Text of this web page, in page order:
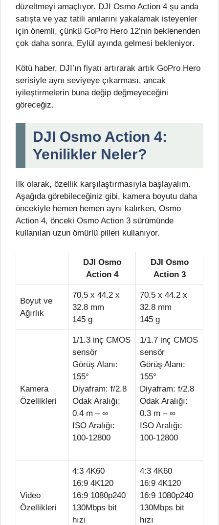
düzeltmeyi amaçlıyor. DJI Osmo Action 4 şu anda
satışta ve yaz tatili anılarını yakalamak isteyenler
için önemli, çünkü GoPro Hero 12’nin beklenenden
çok daha sonra, Eylül ayında gelmesi bekleniyor.
Kötü haber, DJI’ın fiyatı artırarak artık GoPro Hero
serisiyle aynı seviyeye çıkarması, ancak
iyileştirmelerin buna değip değmeyeceğini
göreceğiz.
DJI Osmo Action 4:
Yenilikler Neler?
İlk olarak, özellik karşılaştırmasıyla başlayalım.
Aşağıda görebileceğiniz gibi, kamera boyutu daha
öncekiyle hemen hemen aynı kalırken, Osmo
Action 4, önceki Osmo Action 3 sürümünde
kullanılan uzun ömürlü pilleri kullanıyor.
DJI Osmo
Action 4
DJI Osmo
Action 3
Boyut ve
Ağırlık
70.5 x 44.2 x
32.8 mm
145 g
70.5 x 44.2 x
32.8 mm
145 g
Kamera
Özellikleri
1/1.3 inç CMOS
sensör
Görüş Alanı:
155°
Diyafram: f/2.8
Odak Aralığı:
0.4 m – ∞
ISO Aralığı:
100-12800
1/1.7 inç CMOS
sensör
Görüş Alanı:
155°
Diyafram: f/2.8
Odak Aralığı:
0.3 m – ∞
ISO Aralığı:
100-12800
Video
Özellikleri
4:3 4K60
16:9 4K120
16:9 1080p240
130Mbps bit
hızı
4:3 4K60
16:9 4K120
16:9 1080p240
130Mbps bit
hızı